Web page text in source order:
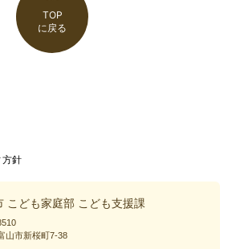
TOP
に戻る
方針
こども家庭部 こども支援課
山市新桜町7-38